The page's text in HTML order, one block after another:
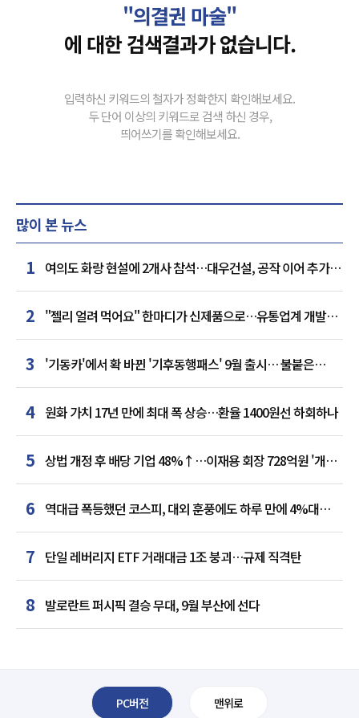
"의결권 마술"
에 대한 검색결과가 없습니다.
입력하신 키워드의 철자가 정확한지 확인해보세요.
두 단어 이상의 키워드로 검색 하신 경우,
띄어쓰기를 확인해보세요.
많이 본 뉴스
1 여의도 화랑 현설에 2개사 참석…대우건설, 공작 이어 추가
거점 확보하나
2 "젤리 얼려 먹어요" 한마디가 신제품으로…유통업계 개발실
된 SNS
3
'기동카'에서 확 바뀐 '기후동행패스' 9월 출시… 불붙은
카드사 경쟁
4 원화 가치 17년 만에 최대 폭 상승…환율 1400원선 하회하나
5 상법 개정 후 배당 기업 48%↑…이재용 회장 728억원 '개인
최다'
6 역대급 폭등했던 코스피, 대외 훈풍에도 하루 만에 4%대
급락
7 단일 레버리지 ETF 거래대금 1조 붕괴…규제 직격탄
8 발로란트 퍼시픽 결승 무대, 9월 부산에 선다
PC버전 맨위로